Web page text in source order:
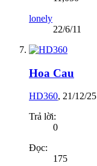
lonely
22/6/11
Hoa Cau
HD360, 21/12/25
Trả lời:
0
Đọc:
175